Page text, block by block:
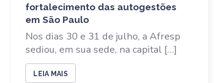
fortalecimento das autogestões
em São Paulo
Nos dias 30 e 31 de julho, a Afresp
sediou, em sua sede, na capital […]
LEIA MAIS